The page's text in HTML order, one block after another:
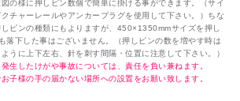
の様に押しピン数個で簡単に掛ける事ができます。（サイ
チャーレールやアンカープラグを使用して下さい。）ちな
ピンの種類にもよりますが、450×1350mmサイズを押し
落下した事はございません。（押しピンの数を増やす時は
うに上下左右、針を刺す間隔・位置に注意して下さい。）
生したけがや事故については、責任を負い兼ねます。
子様の手の届かない場所への設置をお願い致します。